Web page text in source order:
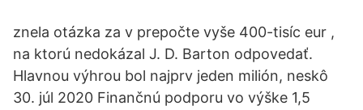
znela otázka za v prepočte vyše 400-tisíc eur ,
na ktorú nedokázal J. D. Barton odpovedať.
Hlavnou výhrou bol najprv jeden milión, neskô
30. júl 2020 Finančnú podporu vo výške 1,5